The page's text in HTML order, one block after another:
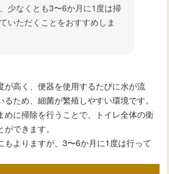
少なくとも3〜6か月に1度は掃
いただくことをおすすめしま
が高く、便器を使用するたびに水が流
ため、細菌が繁殖しやすい環境です。
めに掃除を行うことで、トイレ全体の衛
できます。
もよりますが、3〜6か月に1度は行って